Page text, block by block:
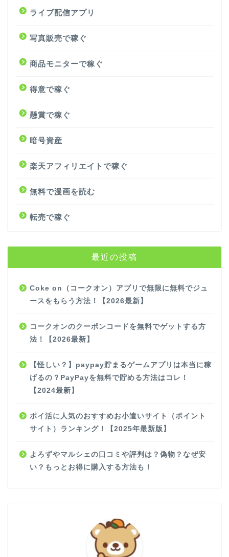
ライブ配信アプリ
写真販売で稼ぐ
商品モニターで稼ぐ
得意で稼ぐ
懸賞で稼ぐ
暗号資産
楽天アフィリエイトで稼ぐ
無料で漫画を読む
転売で稼ぐ
最近の投稿
Coke on（コークオン）アプリで無限に無料でジュ
ースをもらう方法！【2026最新】
コークオンのクーポンコードを無料でゲットする方
法！【2026最新】
【怪しい？】paypay貯まるゲームアプリは本当に稼
げるの？PayPayを無料で貯める方法はコレ！
【2024最新】
ポイ活に人気のおすすめお小遣いサイト（ポイント
サイト）ランキング！【2025年最新版】
よろずやマルシェの口コミや評判は？偽物？なぜ安
い？もっとお得に購入する方法も！